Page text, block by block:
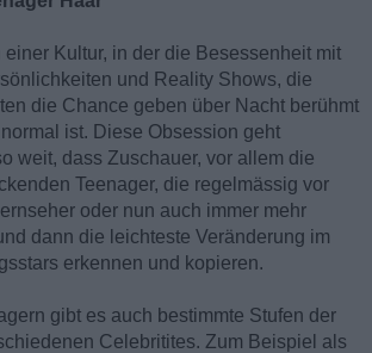
einer Kultur, in der die Besessenheit mit
und Reality Shows, die
die Chance geben über Nacht berühmt
ist. Diese Obsession geht
weit, dass Zuschauer, vor allem die
Teenager, die regelmässig vor
oder nun auch immer mehr
dann die leichteste Veränderung im
erkennen und kopieren.
gibt es auch bestimmte Stufen der
Celebritites. Zum Beispiel als